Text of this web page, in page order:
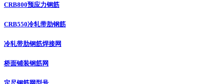
CRB800预应力钢筋
CRB550冷轧带肋钢筋
冷轧带肋钢筋焊接网
桥面铺装钢筋网